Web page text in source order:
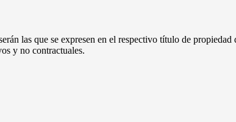
las que se expresen en el respectivo título de
y no contractuales.